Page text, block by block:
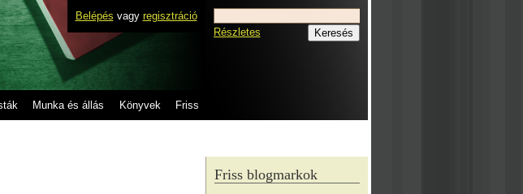
Belépés vagy regisztráció
Munka és állás Könyvek Friss
Részletes
Friss blogmarkok